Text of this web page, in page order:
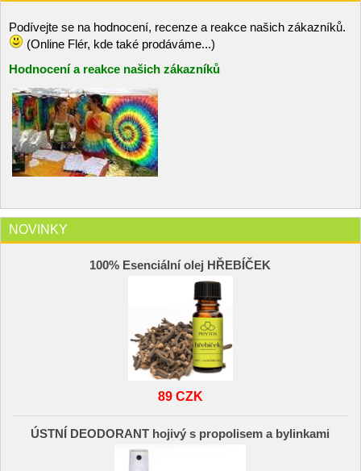
Podívejte se na hodnocení, recenze a reakce našich zákazníků.
(Online Flér, kde také prodáváme...)
Hodnocení a reakce našich zákazníků
NOVINKY
100% Esenciální olej HŘEBÍČEK
89 CZK
ÚSTNÍ DEODORANT hojivý s propolisem a bylinkami